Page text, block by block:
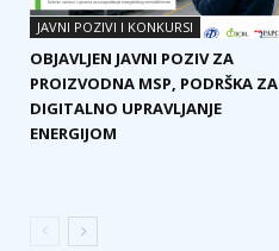
JAVNI POZIVI I KONKURSI
OBJAVLJEN JAVNI POZIV ZA
PROIZVODNA MSP, PODRŠKA ZA
DIGITALNO UPRAVLJANJE
ENERGIJOM